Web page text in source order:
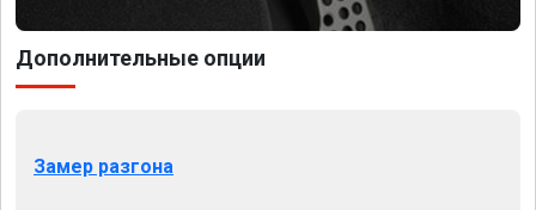
Дополнительные опции
Замер разгона